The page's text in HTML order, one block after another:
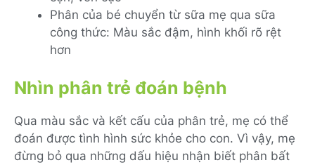
Phân của bé chuyển từ sữa mẹ qua sữa
công thức: Màu sắc đậm, hình khối rõ rệt
hơn
Nhìn phân trẻ đoán bệnh
Qua màu sắc và kết cấu của phân trẻ, mẹ có thể
đoán được tình hình sức khỏe cho con. Vì vậy, mẹ
đừng bỏ qua những dấu hiệu nhận biết phân bất